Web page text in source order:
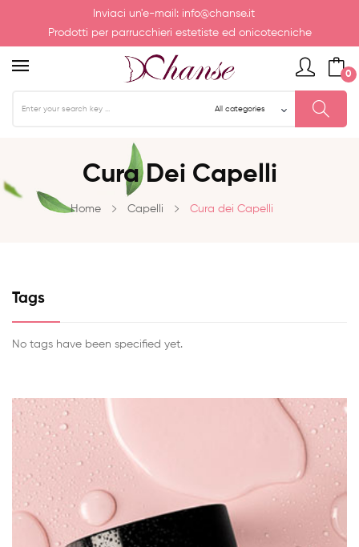
Inviaci un'e-mail: info@chanse.it
Prodotti per parrucchieri estetiste ed onicotecniche
0
Cura Dei Capelli
Home Capelli Cura dei Capelli
Tags
No tags have been specified yet.